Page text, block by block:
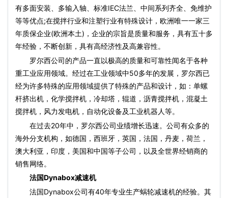
有多面安装、多输入轴、标准IEC法兰、中间系列齐全、免维护
等等优点;在搅拌行业和注塑行业有特殊设计，欧洲唯一一家三
年质保企业(欧洲本土)，企业的宗旨是质量和服务，具有五十多
年经验，不断创新，具有高经济性及高兼容性。
罗尔西公司的产品一直以极高的质量和可靠性闻名于各种
重工业应用领域。经过在工业领域中50多年的发展，罗尔西已
经为许多特殊的应用领域提供了特殊的产品和设计，如：单螺
杆挤出机，化学搅拌机，冷却塔，辊道，沥青搅拌机，混凝土
搅拌机，风力发电机，自动化设备及工业机器人等。
在过去20年中，罗尔西公司业绩增长迅速。公司有众多的
海外分支机构，如德国，西班牙，英国，法国，丹麦，荷兰，
澳大利亚，印度，美国和中国等子公司，以及全世界经销商的
销售网络。
法国Dynabox减速机
法国Dynabox公司有40年专业生产蜗轮减速机的经验。其